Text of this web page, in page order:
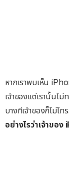
หากเราพบเห็น
เจ้าของแต่เรานั้นไ
บางทีเจ้าของก็ไม่โ
อย่างไรว่าเจ้าของ